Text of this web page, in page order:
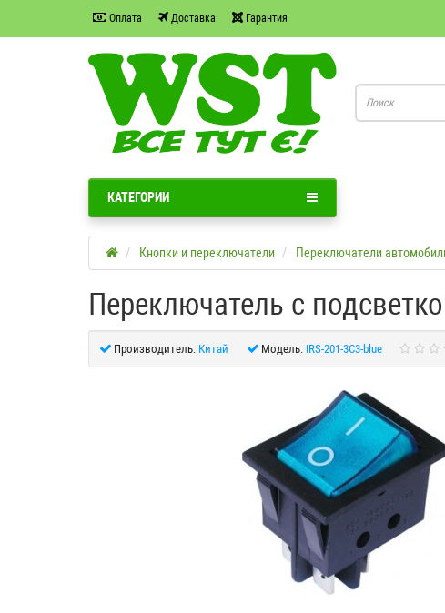
Оплата Доставка Гарантия
КАТЕГОРИИ
Кнопки и переключатели Переключатели
Переключатель с
Производитель: Китай Модель: IRS-201-3C3-blue